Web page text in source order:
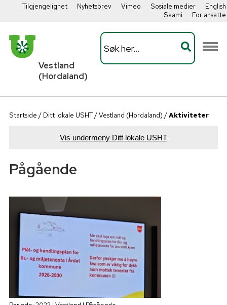
Tilgjengelighet Nyhetsbrev Vimeo Sosiale medier
English
Saami
For ansatte
Vestland
(Hordaland)
Startside / Ditt lokale USHT/Vestland (Hordaland) /Aktiviteter
Vis undermeny Ditt lokale USHT
Pågående